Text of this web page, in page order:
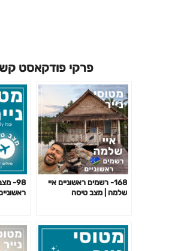
פרקי פודקאסט
168- רשמים ראשוניים איי
שלמה | מצב טיסה
98-